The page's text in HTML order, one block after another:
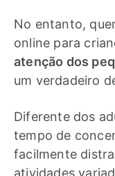
No entanto,
online para
atenção dos
um verdadeiro
Diferente dos
tempo de
facilmente
atividades